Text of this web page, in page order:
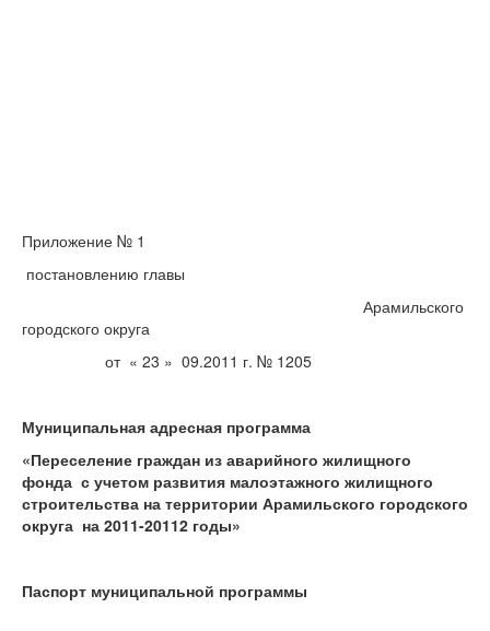
Приложение № 1
постановлению главы
Арамильского
городского округа
от « 23 » 09.2011 г. № 1205
Муниципальная адресная программа
«Переселение граждан из аварийного жилищного
фонда с учетом развития малоэтажного жилищного
строительства на территории Арамильского городского
округа на 2011-20112 годы»
Паспорт муниципальной программы